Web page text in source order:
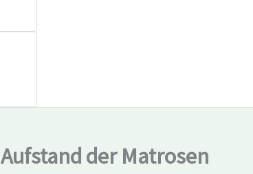
Aufstand der Matrosen